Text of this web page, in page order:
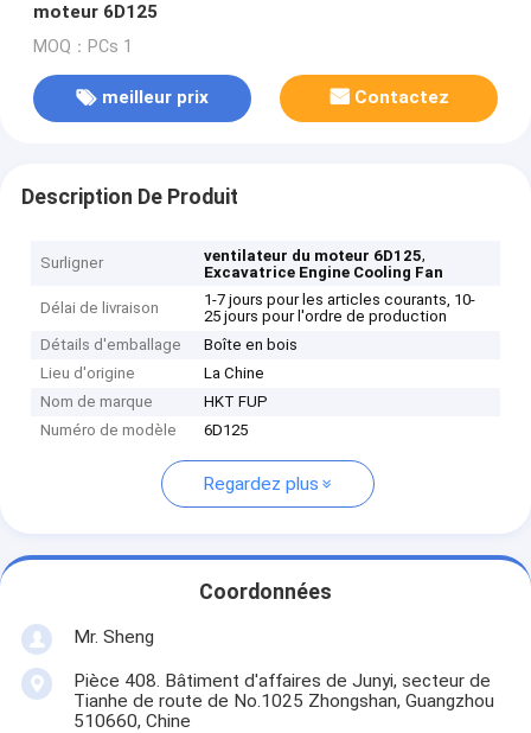
moteur 6D125
MOQ：PCs 1
meilleur prix Contactez
Description De Produit
Surligner ventilateur du moteur 6D125,
Excavatrice Engine Cooling Fan
Délai de livraison
1-7 jours pour les articles courants, 10-
25 jours pour l'ordre de production
Détails d'emballage
Boîte en bois
Lieu d'origine
La Chine
Nom de marque
HKT FUP
Numéro de modèle
6D125
Regardez plus
Coordonnées
Mr. Sheng
Pièce 408. Bâtiment d'affaires de Junyi, secteur de
Tianhe de route de No.1025 Zhongshan, Guangzhou
510660, Chine